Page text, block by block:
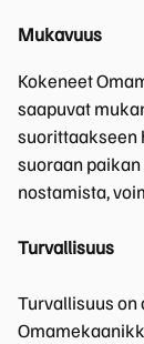
Mukavuus
Kokeneet
saapuvat
suorittaakseen
suoraan
nostamista,
Turvallisuus
Turvallisuus